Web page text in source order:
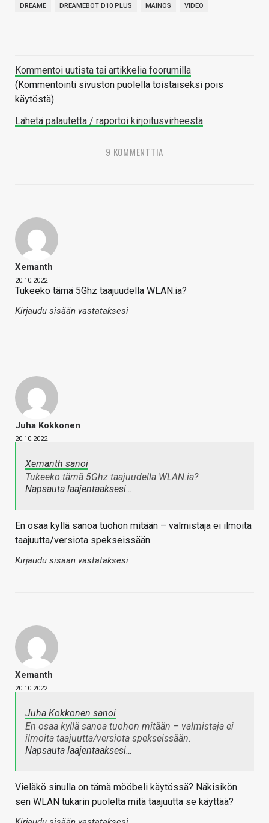
DREAME DREAMEBOT D10 PLUS MAINOS VIDEO
Kommentoi uutista tai artikkelia foorumilla
(Kommentointi sivuston puolella toistaiseksi pois
käytöstä)
Lähetä palautetta / raportoi kirjoitusvirheestä
9 KOMMENTTIA
Xemanth
20.10.2022
Tukeeko tämä 5Ghz taajuudella WLAN:ia?
Kirjaudu sisään vastataksesi
Juha Kokkonen
20.10.2022
Xemanth sanoi
Tukeeko tämä 5Ghz taajuudella WLAN:ia?
Napsauta laajentaaksesi…
En osaa kyllä sanoa tuohon mitään – valmistaja ei ilmoita
taajuutta/versiota spekseissään.
Kirjaudu sisään vastataksesi
Xemanth
20.10.2022
Juha Kokkonen sanoi
En osaa kyllä sanoa tuohon mitään – valmistaja ei
ilmoita taajuutta/versiota spekseissään.
Napsauta laajentaaksesi…
Vieläkö sinulla on tämä mööbeli käytössä? Näkisikön
sen WLAN tukarin puolelta mitä taajuutta se käyttää?